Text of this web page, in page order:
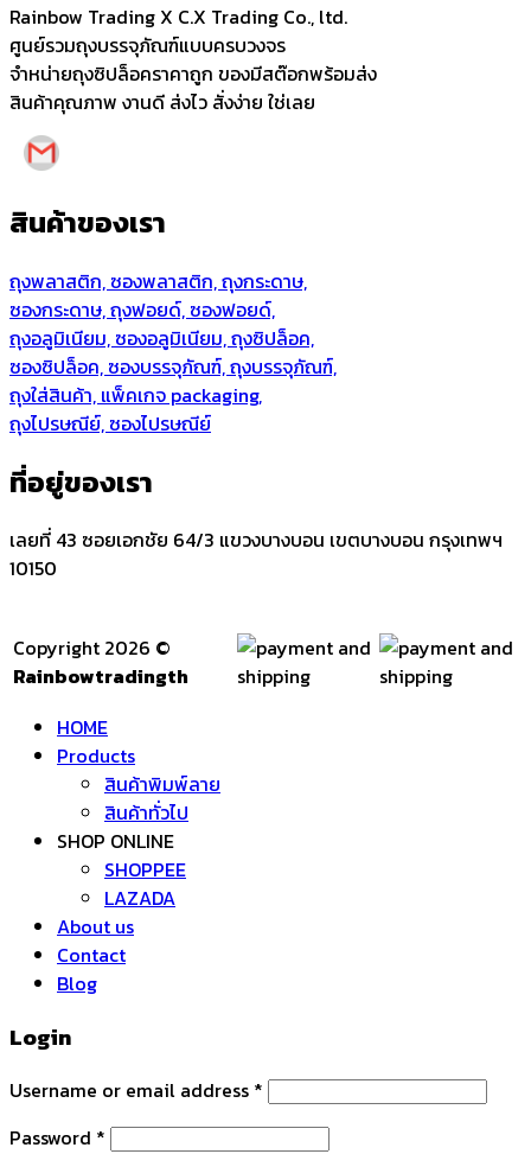
Rainbow Trading X C.X Trading Co., ltd.
ศูนย์รวมถุงบรรจุภัณฑ์แบบครบวงจร
จำหน่ายถุงซิปล็อคราคาถูก ของมีสต๊อกพร้อมส่ง
สินค้าคุณภาพ งานดี ส่งไว สั่งง่าย ใช่เลย
สินค้าของเรา
ถุงพลาสติก, ซองพลาสติก, ถุงกระดาษ,
ซองกระดาษ, ถุงฟอยด์, ซองฟอยด์,
ถุงอลูมิเนียม, ซองอลูมิเนียม, ถุงซิปล็อค,
ซองซิปล็อค, ซองบรรจุภัณฑ์, ถุงบรรจุภัณฑ์,
ถุงใส่สินค้า, แพ็คเกจ packaging,
ถุงไปรษณีย์, ซองไปรษณีย์
ที่อยู่ของเรา
เลยที่ 43 ซอยเอกชัย 64/3 แขวงบางบอน เขตบางบอน กรุงเทพฯ
10150
Copyright 2026 ©
Rainbowtradingth
HOME
Products
สินค้าพิมพ์ลาย
สินค้าทั่วไป
SHOP ONLINE
SHOPPEE
LAZADA
About us
Contact
Blog
Login
Username or email address *
Password *